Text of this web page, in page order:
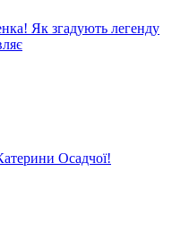
Як згадують легенду
Осадчої!